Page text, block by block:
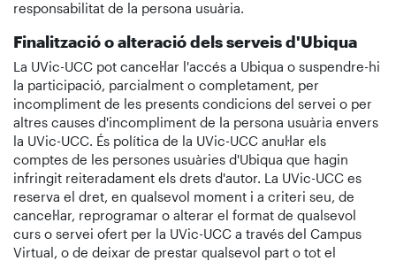
responsabilitat de la persona usuària.
Finalització o alteració dels serveis d'Ubiqua
La UVic-UCC pot cancel·lar l'accés a Ubiqua o suspendre-hi
la participació, parcialment o completament, per
incompliment de les presents condicions del servei o per
altres causes d'incompliment de la persona usuària envers
la UVic-UCC. És política de la UVic-UCC anul·lar els
comptes de les persones usuàries d'Ubiqua que hagin
infringit reiteradament els drets d'autor. La UVic-UCC es
reserva el dret, en qualsevol moment i a criteri seu, de
cancel·lar, reprogramar o alterar el format de qualsevol
curs o servei ofert per la UVic-UCC a través del Campus
Virtual, o de deixar de prestar qualsevol part o tot el